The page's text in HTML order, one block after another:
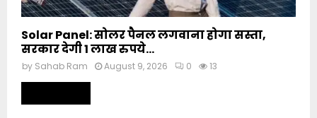
Solar Panel: सोलर पैनल लगवाना होगा सस्ता,
सरकार देगी 1 लाख रुपये...
by Sahab Ram August 9, 2026 0 13